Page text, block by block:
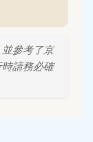
參考了京
請務必確